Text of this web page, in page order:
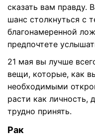
сказать вам правду.
шанс столкнуться с
благонамеренной
предпочтете
21 мая вы лучше
вещи, которые, как
необходимыми
расти как личность,
трудно принять.
Рак